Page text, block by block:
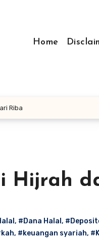
Home
Riba
Hijrah
, #Dana Halal ,
, #keuangan syariah,